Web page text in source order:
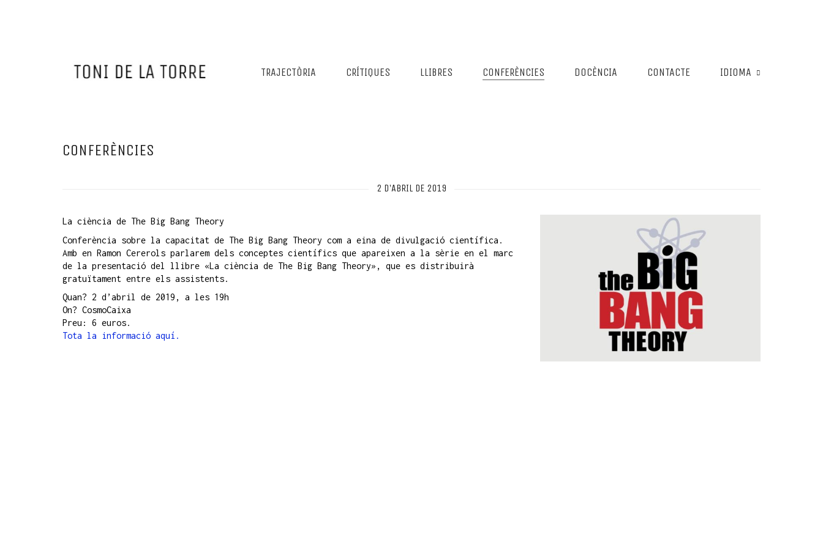
TRAJECTÒRIA CRÍTIQUES LLIBRES CONFERÈNCIES DOCÈNCIA CONTACTE IDIOMA
CONFERÈNCIES
2 D'ABRIL DE 2019
La ciència de The Big Bang Theory
Conferència sobre la capacitat de The Big Bang Theory com a eina de divulgació científica.
Amb en Ramon Cererols parlarem dels conceptes científics que apareixen a la sèrie en el marc
de la presentació del llibre «La ciència de The Big Bang Theory», que es distribuirà
gratuïtament entre els assistents.
Quan? 2 d’abril de 2019, a les 19h
On? CosmoCaixa
Preu: 6 euros.
Tota la informació aquí.